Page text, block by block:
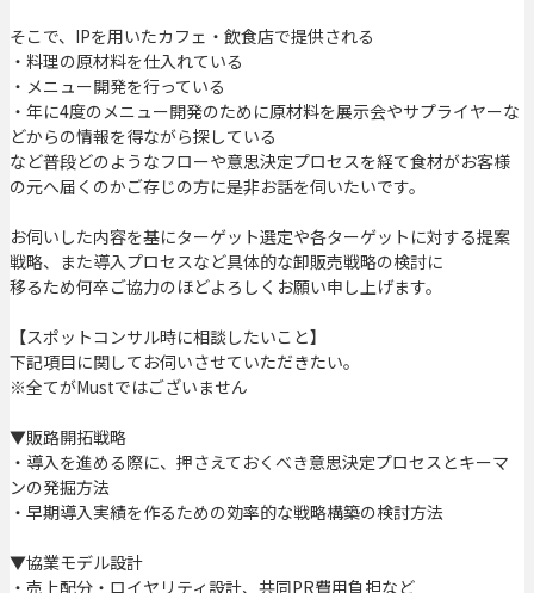
そこで、IPを用いたカフェ・飲食店で提供される
・料理の原材料を仕入れている
・メニュー開発を行っている
・年に4度のメニュー開発のために原材料を展示会やサプライヤーな
どからの情報を得ながら探している
など普段どのようなフローや意思決定プロセスを経て食材がお客様
の元へ届くのかご存じの方に是非お話を伺いたいです。
お伺いした内容を基にターゲット選定や各ターゲットに対する提案
戦略、また導入プロセスなど具体的な卸販売戦略の検討に
移るため何卒ご協力のほどよろしくお願い申し上げます。
【スポットコンサル時に相談したいこと】
下記項目に関してお伺いさせていただきたい。
※全てがMustではございません
▼販路開拓戦略
・導入を進める際に、押さえておくべき意思決定プロセスとキーマ
ンの発掘方法
・早期導入実績を作るための効率的な戦略構築の検討方法
▼協業モデル設計
・売上配分・ロイヤリティ設計、共同PR費用負担など